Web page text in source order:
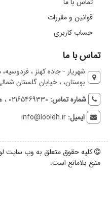
قوانین و مقررات
حساب کاربری
تماس با ما
شهریار - جاده کهنز ،
بوستان، ، خیابان گلستان شمالی، پلاک 7،
شماره تماس: 02165469330 ، همراه : 09120809195
ایمیل:info@looleh.ir
کلیه حقوق متعلق به وب سایت
منبع بلامانع است.